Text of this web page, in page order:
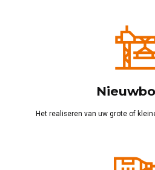
Het realiseren van uw grote of